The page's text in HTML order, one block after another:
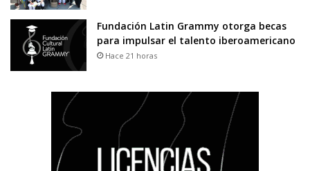
Fundación Latin Grammy otorga becas
para impulsar el talento iberoamericano
Hace 21 horas